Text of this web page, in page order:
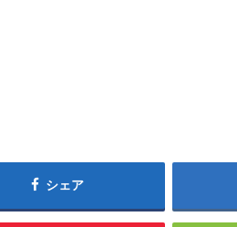
シェア